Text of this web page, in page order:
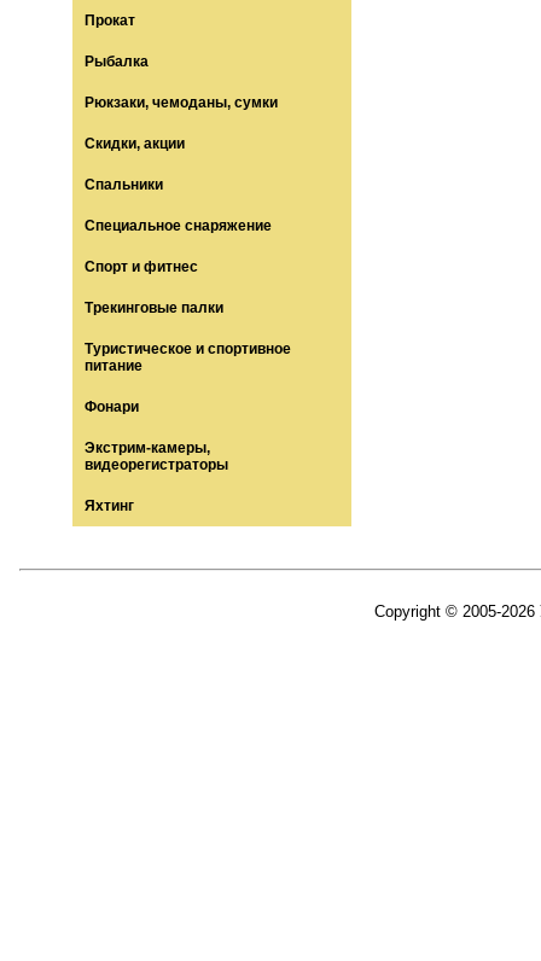
Прокат
Рыбалка
Рюкзаки, чемоданы, сумки
Скидки, акции
Спальники
Специальное снаряжение
Спорт и фитнес
Трекинговые палки
Туристическое и спортивное
питание
Фонари
Экстрим-камеры,
видеорегистраторы
Яхтинг
Copyright © 2005-2026